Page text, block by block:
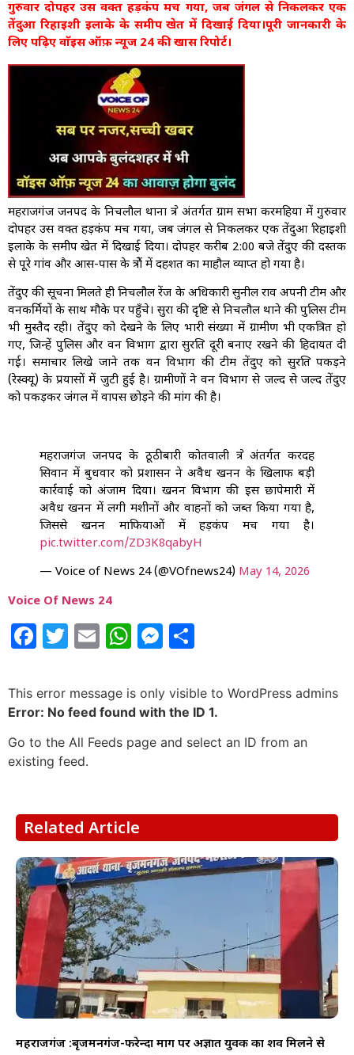
गुरुवार दोपहर उस वक्त हड़कंप मच गया, जब जंगल से निकलकर एक
तेंदुआ रिहाइशी इलाके के समीप खेत में दिखाई दिया।पूरी जानकारी के
लिए पढ़िए वाॅइस ऑफ़ न्यूज 24 की खास रिपोर्ट।
महराजगंज जनपद के निचलौल थाना क्षेत्र अंतर्गत ग्राम सभा करमहिया में गुरुवार
दोपहर उस वक्त हड़कंप मच गया, जब जंगल से निकलकर एक तेंदुआ रिहाइशी
इलाके के समीप खेत में दिखाई दिया। दोपहर करीब 2:00 बजे तेंदुए की दस्तक
से पूरे गांव और आस-पास के क्षेत्रों में दहशत का माहौल व्याप्त हो गया है।
तेंदुए की सूचना मिलते ही निचलौल रेंज के अधिकारी सुनील राव अपनी टीम और
वनकर्मियों के साथ मौके पर पहुँचे। सुरक्षा की दृष्टि से निचलौल थाने की पुलिस टीम
भी मुस्तैद रही। तेंदुए को देखने के लिए भारी संख्या में ग्रामीण भी एकत्रित हो
गए, जिन्हें पुलिस और वन विभाग द्वारा सुरक्षित दूरी बनाए रखने की हिदायत दी
गई। समाचार लिखे जाने तक वन विभाग की टीम तेंदुए को सुरक्षित पकड़ने
(रेस्क्यू) के प्रयासों में जुटी हुई है। ग्रामीणों ने वन विभाग से जल्द से जल्द तेंदुए
को पकड़कर जंगल में वापस छोड़ने की मांग की है।
महराजगंज जनपद के ठूठीबारी कोतवाली क्षेत्र अंतर्गत करदह
सिवान में बुधवार को प्रशासन ने अवैध खनन के खिलाफ बड़ी
कार्रवाई को अंजाम दिया। खनन विभाग की इस छापेमारी में
अवैध खनन में लगी मशीनों और वाहनों को जब्त किया गया है,
जिससे खनन माफियाओं में हड़कंप मच गया है।
pic.twitter.com/ZD3K8qabyH
— Voice of News 24 (@VOfnews24) May 14, 2026
Voice Of News 24
Facebook
Twitter
EmailWhatsApp
Messenger
This error message is only visible to WordPress admins
Error: No feed found with the ID 1.
Go to the All Feeds page and select an ID from an
existing feed.
Related Article
महराजगंज :बृजमनगंज-फरेन्दा मार्ग पर अज्ञात युवक का शव मिलने से